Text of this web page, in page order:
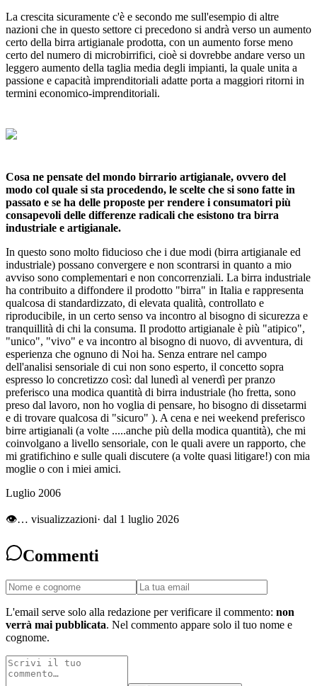
La crescita sicuramente c'è e secondo me sull'esempio di altre
nazioni che in questo settore ci precedono si andrà verso un aumento
certo della birra artigianale prodotta, con un aumento forse meno
certo del numero di microbirrifici, cioè si dovrebbe andare verso un
leggero aumento della taglia media degli impianti, la quale unita a
passione e capacità imprenditoriali adatte porta a maggiori ritorni in
termini economico-imprenditoriali.
Cosa ne pensate del mondo birrario artigianale, ovvero del
modo col quale si sta procedendo, le scelte che si sono fatte in
passato e se ha delle proposte per rendere i consumatori più
consapevoli delle differenze radicali che esistono tra birra
industriale e artigianale.
In questo sono molto fiducioso che i due modi (birra artigianale ed
industriale) possano convergere e non scontrarsi in quanto a mio
avviso sono complementari e non concorrenziali. La birra industriale
ha contribuito a diffondere il prodotto "birra" in Italia e rappresenta
qualcosa di standardizzato, di elevata qualità, controllato e
riproducibile, in un certo senso va incontro al bisogno di sicurezza e
tranquillità di chi la consuma. Il prodotto artigianale è più "atipico",
"unico", "vivo" e va incontro al bisogno di nuovo, di avventura, di
esperienza che ognuno di Noi ha. Senza entrare nel campo
dell'analisi sensoriale di cui non sono esperto, il concetto sopra
espresso lo concretizzo così: dal lunedì al venerdì per pranzo
preferisco una modica quantità di birra industriale (ho fretta, sono
preso dal lavoro, non ho voglia di pensare, ho bisogno di dissetarmi
e di trovare qualcosa di "sicuro" ). A cena e nei weekend preferisco
birre artigianali (a volte .....anche più della modica quantità), che mi
coinvolgano a livello sensoriale, con le quali avere un rapporto, che
mi gratifichino e sulle quali discutere (a volte quasi litigare!) con mia
moglie o con i miei amici.
Luglio 2006
👁… visualizzazioni· dal 1 luglio 2026
Commenti
L'email serve solo alla redazione per verificare il commento: non
verrà mai pubblicata. Nel commento appare solo il tuo nome e
cognome.